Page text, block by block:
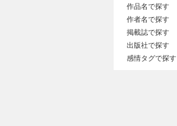
作品名で探す
作者名で探す
掲載誌で探す
出版社で探す
感情タグで探す